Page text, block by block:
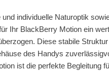
individuelle Naturoptik
Ihr BlackBerry Motion ein
Diese stabile
des Handys
ist die perfekte Begleitung